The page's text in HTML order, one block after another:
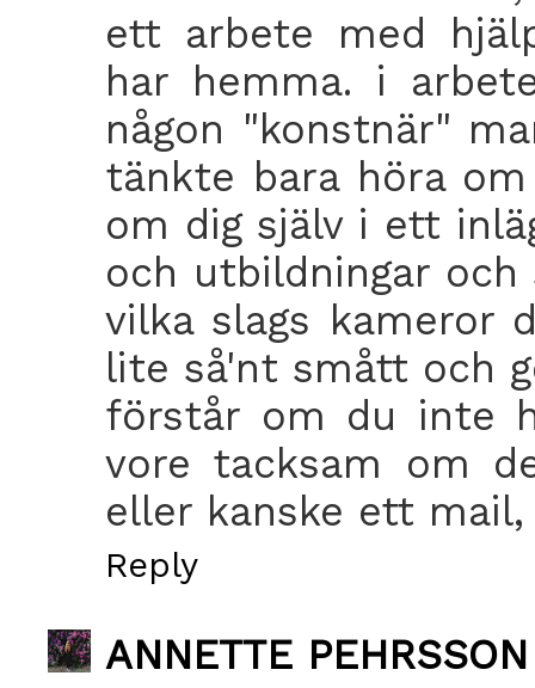
ett arbete med
har hemma. i
någon "konstnär"
tänkte bara höra
om dig själv i ett
och utbildningar och
vilka slags kameror
lite så'nt smått och
förstår om du inte
vore tacksam om
eller kanske ett
Reply
ANNETTE PEHRSSON